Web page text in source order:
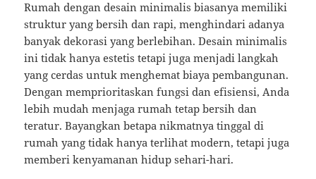
Rumah dengan desain minimalis biasanya memiliki
struktur yang bersih dan rapi, menghindari adanya
banyak dekorasi yang berlebihan. Desain minimalis
ini tidak hanya estetis tetapi juga menjadi langkah
yang cerdas untuk menghemat biaya pembangunan.
Dengan memprioritaskan fungsi dan efisiensi, Anda
lebih mudah menjaga rumah tetap bersih dan
teratur. Bayangkan betapa nikmatnya tinggal di
rumah yang tidak hanya terlihat modern, tetapi juga
memberi kenyamanan hidup sehari-hari.